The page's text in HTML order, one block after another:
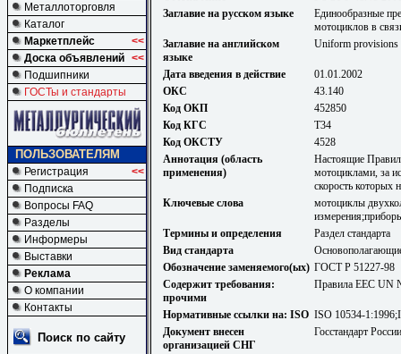
Металлоторговля
Каталог
Маркетплейс
<<
Доска объявлений <<
Подшипники
ГОСТы и стандарты
ПОЛЬЗОВАТЕЛЯМ
Регистрация
<<
Подписка
Вопросы FAQ
Разделы
Информеры
Выставки
Реклама
О компании
Контакты
Поиск по сайту
Заглавие на русском языке
Единообразные
мотоциклов в
Заглавие на английском
языке
Uniform provisions
Дата введения в действие
01.01.2002
ОКС
43.140
Код ОКП
452850
Код КГС
Т34
Код ОКСТУ
4528
Аннотация (область
применения)
Настоящие
мотоциклами, за
скорость которых
Ключевые слова
мотоциклы
Термины и определения
Раздел стандарта
Вид стандарта
Обозначение заменяемого(ых) ГОСТ Р 51227-98
Содержит требования:
прочими
Правила EEC UN
Нормативные ссылки на: ISO ISO 10534-
Документ внесен
организацией СНГ
Госстандарт России